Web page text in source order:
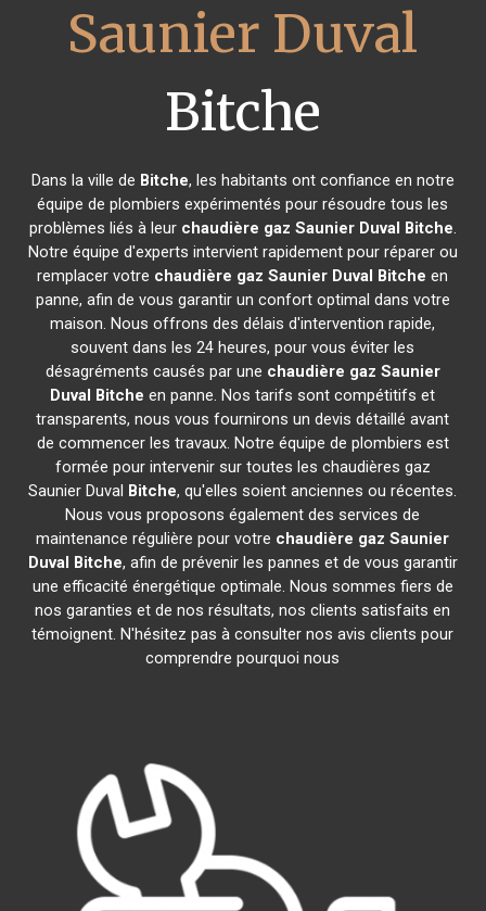
Saunier Duval
Bitche
Dans la ville de Bitche, les habitants ont confiance en notre
équipe de plombiers expérimentés pour résoudre tous les
problèmes liés à leur chaudière gaz Saunier Duval Bitche.
Notre équipe d'experts intervient rapidement pour réparer ou
remplacer votre chaudière gaz Saunier Duval Bitche en
panne, afin de vous garantir un confort optimal dans votre
maison. Nous offrons des délais d'intervention rapide,
souvent dans les 24 heures, pour vous éviter les
désagréments causés par une chaudière gaz Saunier
Duval Bitche en panne. Nos tarifs sont compétitifs et
transparents, nous vous fournirons un devis détaillé avant
de commencer les travaux. Notre équipe de plombiers est
formée pour intervenir sur toutes les chaudières gaz
Saunier Duval Bitche, qu'elles soient anciennes ou récentes.
Nous vous proposons également des services de
maintenance régulière pour votre chaudière gaz Saunier
Duval Bitche, afin de prévenir les pannes et de vous garantir
une efficacité énergétique optimale. Nous sommes fiers de
nos garanties et de nos résultats, nos clients satisfaits en
témoignent. N'hésitez pas à consulter nos avis clients pour
comprendre pourquoi nous